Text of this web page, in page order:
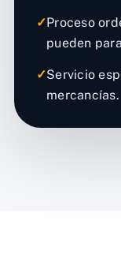
✓Proceso
pueden
✓Servicio
mercancías.